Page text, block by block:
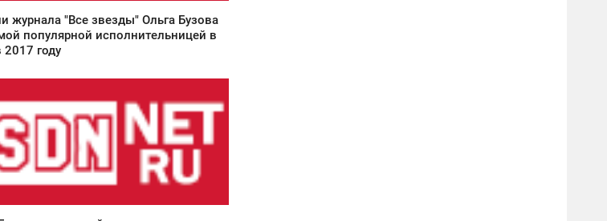
журнала "Все звезды" Ольга Бузова
популярной исполнительницей в
году